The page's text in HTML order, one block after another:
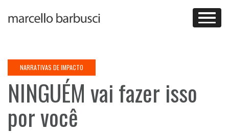
NARRATIVAS DE IMPACTO
NINGUÉM vai fazer isso
por você